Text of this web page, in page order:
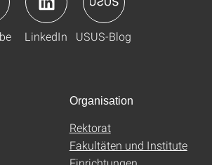
LinkedIn USUS-Blog
Organisation
Rektorat
Fakultäten und Institute